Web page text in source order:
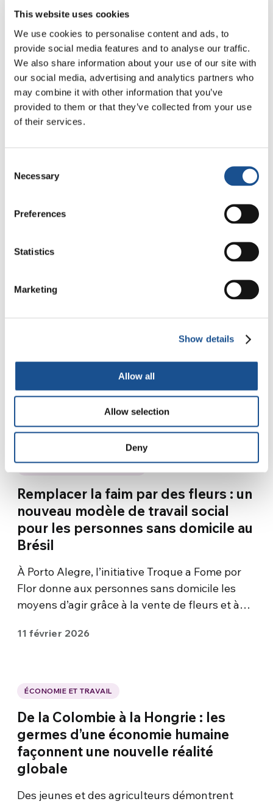
This website uses cookies
We use cookies to personalise content and ads, to
provide social media features and to analyse our traffic.
We also share information about your use of our site with
our social media, advertising and analytics partners who
may combine it with other information that you’ve
provided to them or that they’ve collected from your use
of their services.
Selection
Necessary
Preferences
Statistics
Marketing
Show details
Allow all
Allow selection
Deny
ÉDUCATION ET RECHERCHE
rendre possible
introduire l’éducation à la paix dans les écoles
les enseignants chargés…
Remplacer la faim par des fleurs : un
nouveau modèle de travail social
pour les personnes sans domicile au
Brésil
À Porto Alegre, l’initiative Troque a Fome por
Flor donne aux personnes sans domicile les
moyens d’agir grâce à la vente de fleurs et à…
11 février 2026
ÉCONOMIE ET TRAVAIL
De la Colombie à la Hongrie : les
germes d’une économie humaine
façonnent une nouvelle réalité
globale
Des jeunes et des agriculteurs démontrent